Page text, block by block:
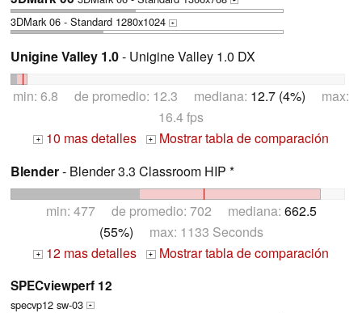
3DMark 06 - Standard 1280x1024 +
Unigine Valley 1.0- Unigine Valley 1.0 DX
min: 6.8 de promedio: 12.3 mediana: 12.7 (4%) max:
16.4 fps
+ 10 mas detalles + Mostrar tabla de comparación
Blender- Blender 3.3 Classroom HIP *
min: 477 de promedio: 702 mediana: 662.5
(55%) max: 1133 Seconds
+ 12 mas detalles + Mostrar tabla de comparación
SPECviewperf 12
specvp12 sw-03 +